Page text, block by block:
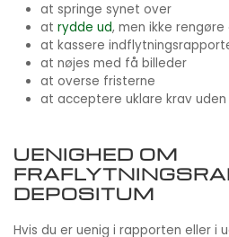
at springe synet over
at rydde ud, men ikke
at kassere
at nøjes med få billeder
at overse fristerne
at acceptere uklare krav
UENIGHED OM
DEPOSITUM
Hvis du er uenig i rapporten eller i